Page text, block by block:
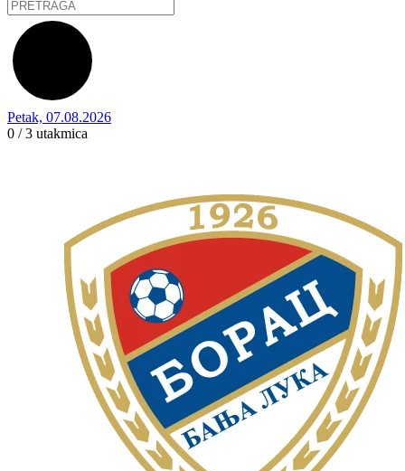
Petak, 07.08.2026
0 / 3 utakmica